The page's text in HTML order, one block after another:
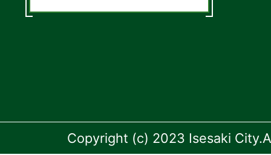
Copyright (c) 2023 Isesaki